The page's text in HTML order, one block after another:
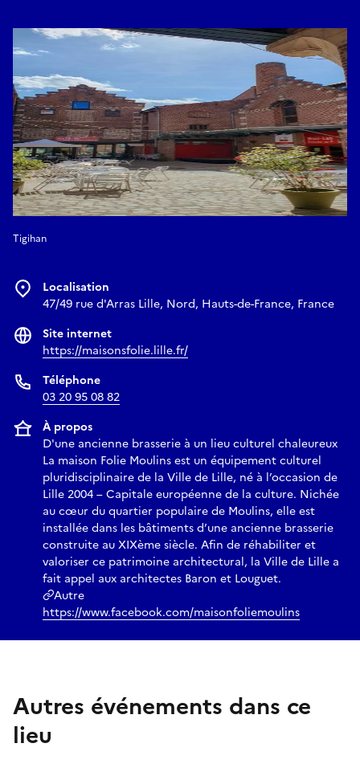
Gratuit
Samedi 06 juin, 20 h 30
Tigihan
Localisation
47/49 rue d'Arras Lille, Nord, Hauts-de-France, France
Site internet
https://maisonsfolie.lille.fr/
Téléphone
03 20 95 08 82
À propos
D'une ancienne brasserie à un lieu culturel chaleureux
La maison Folie Moulins est un équipement culturel
pluridisciplinaire de la Ville de Lille, né à l’occasion de
Lille 2004 – Capitale européenne de la culture. Nichée
au cœur du quartier populaire de Moulins, elle est
installée dans les bâtiments d’une ancienne brasserie
construite au XIXème siècle. Afin de réhabiliter et
valoriser ce patrimoine architectural, la Ville de Lille a
fait appel aux architectes Baron et Louguet.
Autre
https://www.facebook.com/maisonfoliemoulins
Autres événements dans ce
lieu